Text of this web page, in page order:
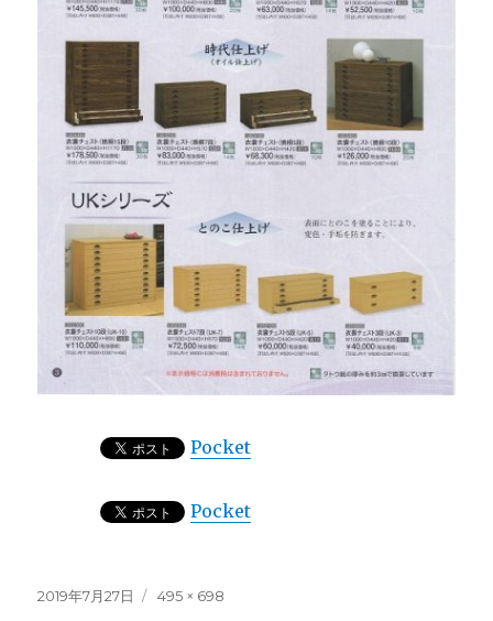
Pocket
Pocket
投
2019年7月27日
フ
495 × 698